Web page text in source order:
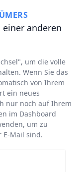
anderen
um die volle
Wenn Sie das
von Ihrem
ein neues
nur noch auf Ihrem
im Dashboard
um zu
E-Mail sind.